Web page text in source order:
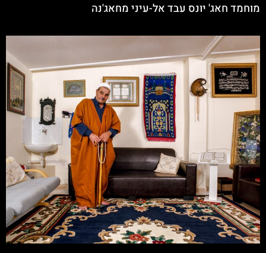
מוחמד חאג' יונס עבד אל-עיני מחאג'נה